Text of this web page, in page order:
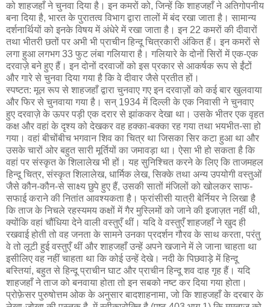
को शाहजहाँ ने चुनवा दिया है। इन कमरों को, जिन्हें कि शाहजहाँ ने अतिगोपनीय
बना दिया है, भारत के पुरातत्व विभाग द्वारा तालों में बंद रखा जाता है। सामान्य
दर्शनार्थियों को इनके विषय में अंधेरे में रखा जाता है। इन 22 कमरों की दीवारों
तथा भीतरी छतों पर अभी भी प्राचीन हिन्दू चित्रकारी अंकित हैं। इन कमरों से
लगा हुआ लगभग 33 फुट लंबा गलियारा है। गलियारे के दोनों सिरों में एक-एक
दरवाज़े बने हुए हैं। इन दोनों दरवाजों को इस प्रकार से आकर्षक रूप से ईंटों
और गारे से चुनवा दिया गया है कि वे दीवार जैसे प्रतीत हों।
स्पष्टत: मूल रूप से शाहजहाँ द्वारा चुनवाए गए इन दरवाज़ों को कई बार खुलवाया
और फिर से चुनवाया गया है। सन् 1934 में दिल्ली के एक निवासी ने चुनवाए
हुए दरवाज़े के ऊपर पड़ी एक दरार से झांककर देखा था। उसके भीतर एक वृहत
कक्ष और वहां के दृश्य को देखकर वह हक्का-बक्का रह गया तथा भयभीत-सा हो
गया। वहां बीचोंबीच भगवान शिव का चित्र था जिसका सिर कटा हुआ था और
उसके चारों ओर बहुत सारी मूर्तियों का जमावड़ा था। ऐसा भी हो सकता है कि
वहां पर संस्कृत के शिलालेख भी हों। यह सुनिश्चित करने के लिए कि ताजमहल
हिन्दू चित्र, संस्कृत शिलालेख, धार्मिक लेख, सिक्के तथा अन्य उपयोगी वस्तुओं
जैसे कौन-कौन-से साक्ष्य छुपे हुए हैं, उसकी सातों मंजिलों को खोलकर साफ-
सफाई कराने की नितांत आवश्यकता है। फ्रांसीसी यात्री बेर्नियर ने लिखा है
कि ताज के निचले रहस्यमय कक्षों में गैर मुस्लिमों को जाने की इजाज़त नहीं थी,
क्योंकि वहां चौंधिया देने वाली वस्तुएँ थीं। यदि वे वस्तुएँ शाहजहाँ ने खुद ही
रखवाई होती तो वह जनता के सामने उनका प्रदर्शन गौरव के साथ करता, परंतु
वे तो लूटी हुई वस्तुएँ थीं और शाहजहाँ उन्हें अपने खजाने में ले जाना चाहता था
इसीलिए वह नहीं चाहता था कि कोई उन्हें देखे। नदी के पिछवाड़े में हिन्दू
बस्तियां, बहुत से हिन्दू प्राचीन घाट और प्राचीन हिन्दू शव दाह गृह हैं। यदि
शाहजहाँ ने ताज को बनवाया होता तो इन सबको नष्ट कर दिया गया होता।
प्रोफ़ेसर पुरुषोत्तम ओक के अनुसार बादशाहनामा, जो कि शाहजहाँ के दरबार के